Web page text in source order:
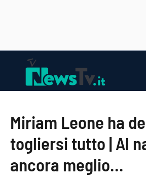
contenuto
Miriam Leone ha
togliersi tutto | Al
ancora meglio…